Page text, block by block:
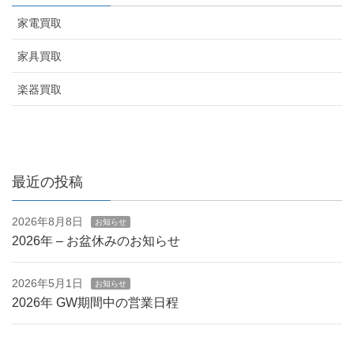
家電買取
家具買取
楽器買取
最近の投稿
2026年8月8日 お知らせ
2026年 – お盆休みのお知らせ
2026年5月1日 お知らせ
2026年 GW期間中の営業日程